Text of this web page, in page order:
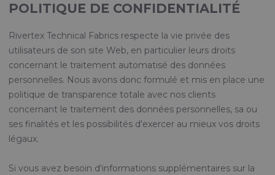
POLITIQUE DE CONFIDENTIALITÉ
Rivertex Technical Fabrics respecte la vie privée des
utilisateurs de son site Web, en particulier leurs droits
concernant le traitement automatisé des données
personnelles. Nous avons donc formulé et mis en place une
politique de transparence totale avec nos clients
concernant le traitement des données personnelles, sa ou
ses finalités et les possibilités d'exercer au mieux vos droits
légaux.
Si vous avez besoin d'informations supplémentaires sur la